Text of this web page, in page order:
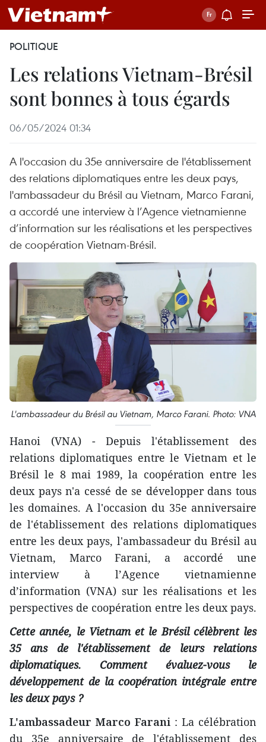
POLITIQUE
Les relations Vietnam-Brésil
sont bonnes à tous égards
06/05/2024 01:34
A l'occasion du 35e anniversaire de l'établissement
des relations diplomatiques entre les deux pays,
l'ambassadeur du Brésil au Vietnam, Marco Farani,
a accordé une interview à l’Agence vietnamienne
d’information sur les réalisations et les perspectives
de coopération Vietnam-Brésil.
L'ambassadeur du Brésil au Vietnam, Marco Farani. Photo: VNA
Hanoi (VNA) - Depuis l'établissement des
relations diplomatiques entre le Vietnam et le
Brésil le 8 mai 1989, la coopération entre les
deux pays n'a cessé de se développer dans tous
les domaines. A l'occasion du 35e anniversaire
de l'établissement des relations diplomatiques
entre les deux pays, l'ambassadeur du Brésil au
Vietnam, Marco Farani, a accordé une
interview à l’Agence vietnamienne
d’information (VNA) sur les réalisations et les
perspectives de coopération entre les deux pays.
Cette année, le Vietnam et le Brésil célèbrent les
35 ans de l'établissement de leurs relations
diplomatiques. Comment évaluez-vous le
développement de la coopération intégrale entre
les deux pays ?
L'ambassadeur Marco Farani : La célébration
du 35e anniversaire de l'établissement des